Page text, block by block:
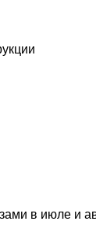
в июле и